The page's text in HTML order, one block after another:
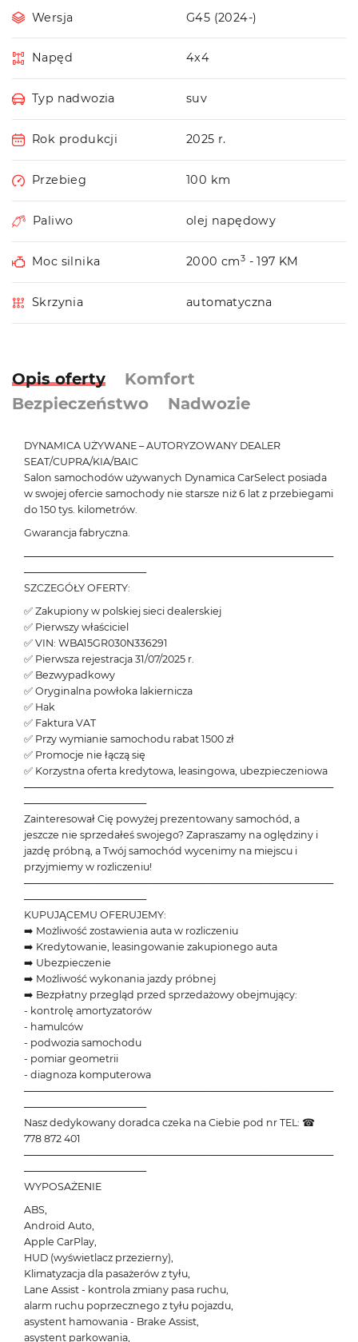
Wersja G45 (2024-)
Napęd 4x4
Typ nadwozia suv
Rok produkcji 2025 r.
Przebieg 100 km
Paliwo olej napędowy
Moc silnika 2000 cm3 - 197 KM
Skrzynia automatyczna
Opis oferty
Komfort
Bezpieczeństwo
Nadwozie
DYNAMICA UŻYWANE – AUTORYZOWANY DEALER
SEAT/CUPRA/KIA/BAIC
Salon samochodów używanych Dynamica CarSelect posiada
w swojej ofercie samochody nie starsze niż 6 lat z przebiegami
do 150 tys. kilometrów.
Gwarancja fabryczna.
───────────────────────────────────────────
─────────────────
SZCZEGÓŁY OFERTY:
✅ Zakupiony w polskiej sieci dealerskiej
✅ Pierwszy właściciel
✅ VIN: WBA15GR030N336291
✅ Pierwsza rejestracja 31/07/2025 r.
✅ Bezwypadkowy
✅ Oryginalna powłoka lakiernicza
✅ Hak
✅ Faktura VAT
✅ Przy wymianie samochodu rabat 1500 zł
✅ Promocje nie łączą się
✅ Korzystna oferta kredytowa, leasingowa, ubezpieczeniowa
───────────────────────────────────────────
─────────────────
Zainteresował Cię powyżej prezentowany samochód, a
jeszcze nie sprzedałeś swojego? Zapraszamy na oględziny i
jazdę próbną, a Twój samochód wycenimy na miejscu i
przyjmiemy w rozliczeniu!
───────────────────────────────────────────
─────────────────
KUPUJĄCEMU OFERUJEMY:
➡️ Możliwość zostawienia auta w rozliczeniu
➡️ Kredytowanie, leasingowanie zakupionego auta
➡️ Ubezpieczenie
➡️ Możliwość wykonania jazdy próbnej
➡️ Bezpłatny przegląd przed sprzedażowy obejmujący:
- kontrolę amortyzatorów
- hamulców
- podwozia samochodu
- pomiar geometrii
- diagnoza komputerowa
───────────────────────────────────────────
─────────────────
Nasz dedykowany doradca czeka na Ciebie pod nr TEL: ☎
778 872 401
───────────────────────────────────────────
─────────────────
WYPOSAŻENIE
ABS,
Android Auto,
Apple CarPlay,
HUD (wyświetlacz przezierny),
Klimatyzacja dla pasażerów z tyłu,
Lane Assist - kontrola zmiany pasa ruchu,
alarm ruchu poprzecznego z tyłu pojazdu,
asystent hamowania - Brake Assist,
asystent parkowania,